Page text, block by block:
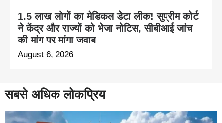
1.5 लाख लोगों का मेडिकल डेटा लीक! सुप्रीम कोर्ट
ने केंद्र और राज्यों को भेजा नोटिस, सीबीआई जांच
की मांग पर मांगा जवाब
August 6, 2026
सबसे अधिक लोकप्रिय